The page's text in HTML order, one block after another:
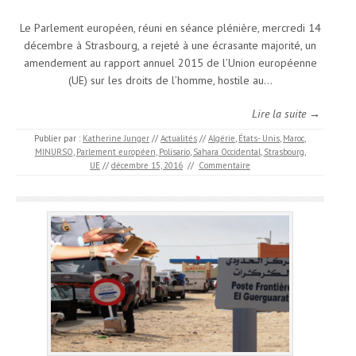
Le Parlement européen, réuni en séance plénière, mercredi 14
décembre à Strasbourg, a rejeté à une écrasante majorité, un
amendement au rapport annuel 2015 de l’Union européenne
(UE) sur les droits de l’homme, hostile au…
Lire la suite →
Publier par : Katherine Junger // Actualités // Algérie, États- Unis, Maroc,
MINURSO, Parlement européen, Polisario, Sahara Occidental, Strasbourg,
UE // décembre 15, 2016 // Commentaire